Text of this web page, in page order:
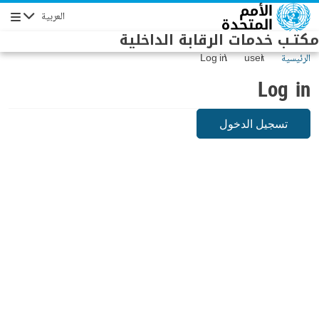
Skip to main content العربية
مكتـب خدمات الرقابة الداخلية
الرئيسية user
Log in
Log in
تسجيل الدخول